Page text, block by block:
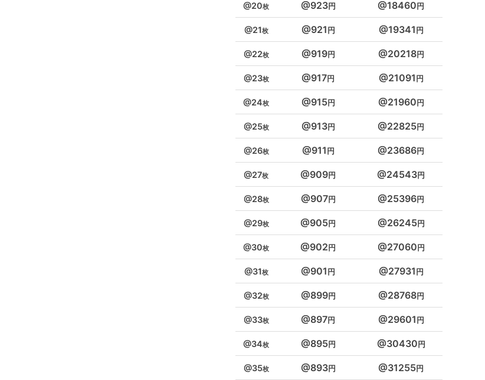
20 923 18460
21 921 19341
22 919 20218
23 917 21091
24 915 21960
25 913 22825
26 911 23686
27 909 24543
28 907 25396
29 905 26245
30 902 27060
31 901 27931
32 899 28768
33 897 29601
34 895 30430
35 893 31255